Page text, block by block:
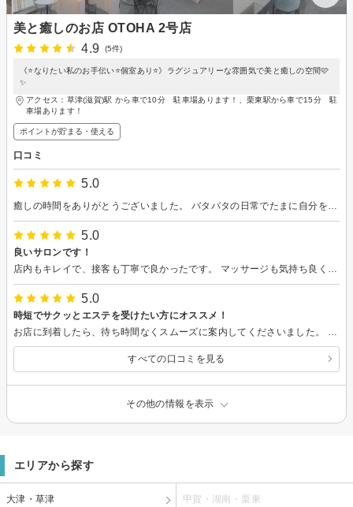
美と癒しのお店 OTOHA 2号店
4.9
(5件)
《⭐️なりたい私のお手伝い⭐️個室あり⭐》ラグジュアリーな雰囲気で美と癒しの空間🩷
✨
アクセス：草津(滋賀)駅 から車で10分 駐車場あります！、栗東駅から車で15分 駐
車場あります！
ポイントが貯まる・使える
口コミ
5.0
5.0
良いサロンです！
5.0
時短でサクッとエステを受けたい方にオススメ！
すべての口コミを見る
その他の情報を表示
エリアから探す
大津・草津 甲賀・湖南・栗東